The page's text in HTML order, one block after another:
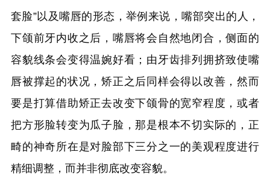
套脸”以及嘴唇的形态，举例来说，嘴部突出的人，
下颌前牙内收之后，嘴唇将会自然地闭合，侧面的
容貌线条会变得温婉好看；由牙齿排列拥挤致使嘴
唇被撑起的状况，矫正之后同样会得以改善，然而
要是打算借助矫正去改变下颌骨的宽窄程度，或者
把方形脸转变为瓜子脸，那是根本不切实际的，正
畸的神奇所在是对脸部下三分之一的美观程度进行
精细调整，而并非彻底改变容貌。